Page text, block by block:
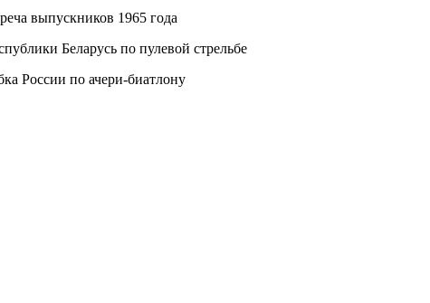
выпускников 1965 года
Беларусь по пулевой стрельбе
России по ачери-биатлону